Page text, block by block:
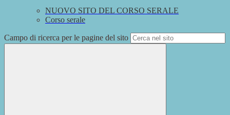
NUOVO SITO DEL CORSO SERALE
Corso serale
Campo di ricerca per le pagine del sito